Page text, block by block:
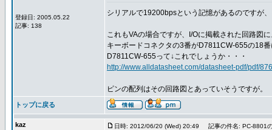
登録日: 2005.05.22
記事: 138
シリアルで19200bpsという記憶があるのですが
これもVAの場合ですが、I/Oに掲載された回路図
キーボードコネクタの3番がD7811CW-655の18
D7811CW-655って↓これでしょうか・・・
http://www.alldatasheet.com/datasheet-pdf/pdf/
ピンの配列はその回路図とあっていそうですが。
トップに戻る
kaz 日時: 2012/06/20 (Wed) 20:49 記事の件名: PC-8801